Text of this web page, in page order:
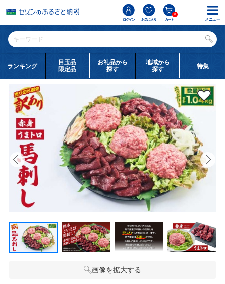
ログイン お気に入り カート
0
ランキング
目玉品
限定品
お礼品から
探す
地域から
探す
特集
画像を拡大する
メニュー